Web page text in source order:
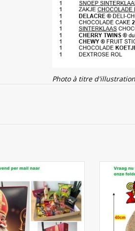
Photo à titre
Cadeaux Saint-
de Saint-Nicolas (avec
AU PANIER
Sac